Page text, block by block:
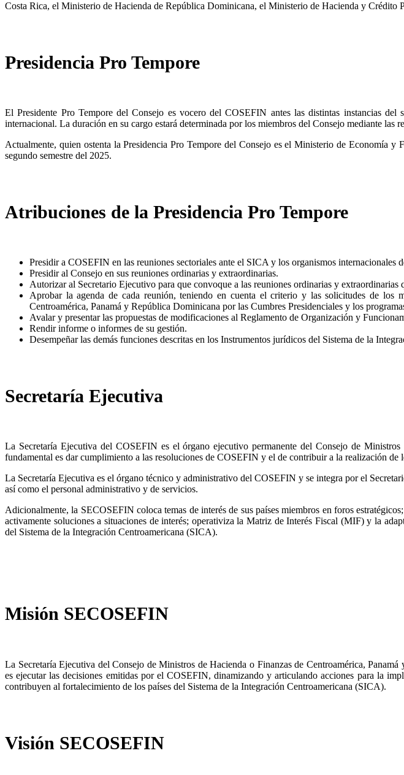
Costa Rica, el Ministerio de Hacienda de República Dominicana, el Ministerio de Hacienda y Crédito
Presidencia Pro Tempore
El Presidente Pro Tempore del Consejo es vocero del COSEFIN antes las distintas instancias
internacional. La duración en su cargo estará determinada por los miembros del Consejo mediante
Actualmente, quien ostenta la Presidencia Pro Tempore del Consejo es el Ministerio de Economía
segundo semestre del 2025.
Atribuciones de la Presidencia Pro Tempore
Presidir a COSEFIN en las reuniones sectoriales ante el SICA y los organismos internacionales
Presidir al Consejo en sus reuniones ordinarias y extraordinarias.
Autorizar al Secretario Ejecutivo para que convoque a las reuniones ordinarias y extraordinarias
Aprobar la agenda de cada reunión, teniendo en cuenta el criterio y las solicitudes de los
Centroamérica, Panamá y República Dominicana por las Cumbres Presidenciales y los
Avalar y presentar las propuestas de modificaciones al Reglamento de Organización y
Rendir informe o informes de su gestión.
Desempeñar las demás funciones descritas en los Instrumentos jurídicos del Sistema de la
Secretaría Ejecutiva
La Secretaría Ejecutiva del COSEFIN es el órgano ejecutivo permanente del Consejo de
fundamental es dar cumplimiento a las resoluciones de COSEFIN y el de contribuir a la realización
La Secretaría Ejecutiva es el órgano técnico y administrativo del COSEFIN y se integra por el
así como el personal administrativo y de servicios.
Adicionalmente, la SECOSEFIN coloca temas de interés de sus países miembros en foros
activamente soluciones a situaciones de interés; operativiza la Matriz de Interés Fiscal (MIF) y la
del Sistema de la Integración Centroamericana (SICA).
Misión SECOSEFIN
La Secretaría Ejecutiva del Consejo de Ministros de Hacienda o Finanzas de Centroamérica,
es ejecutar las decisiones emitidas por el COSEFIN, dinamizando y articulando acciones para la
contribuyen al fortalecimiento de los países del Sistema de la Integración Centroamericana (SICA).
Visión SECOSEFIN